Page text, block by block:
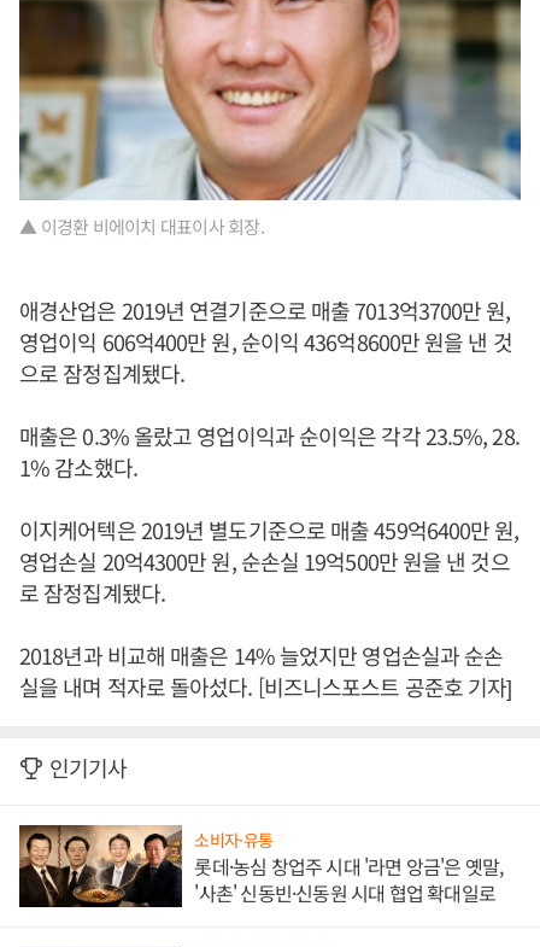
▲ 이경환 비에이치 대표이사 회장.
애경산업은 2019년 연결기준으로 매출 7013억3700만 원,
영업이익 606억400만 원, 순이익 436억8600만 원을 낸 것
으로 잠정집계됐다.
매출은 0.3% 올랐고 영업이익과 순이익은 각각 23.5%, 28.
1% 감소했다.
이지케어텍은 2019년 별도기준으로 매출 459억6400만 원,
영업손실 20억4300만 원, 순손실 19억500만 원을 낸 것으
로 잠정집계됐다.
2018년과 비교해 매출은 14% 늘었지만 영업손실과 순손
실을 내며 적자로 돌아섰다. [비즈니스포스트 공준호 기자]
인기기사
소비자·유통
롯데·농심 창업주 시대 '라면 앙금'은 옛말,
'사촌' 신동빈·신동원 시대 협업 확대일로